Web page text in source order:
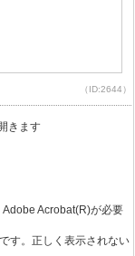
（ID:2644）
きます
Acrobat(R)が必要
す。正しく表示されない